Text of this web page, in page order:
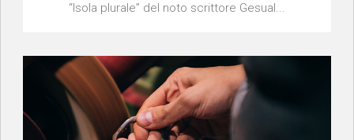
“Isola plurale” del noto scrittore Gesual...